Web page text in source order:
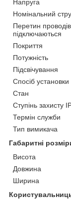
Напруга
Номінальний
Перетин
підключаються
Покриття
Потужність
Підсвічування
Спосіб установки
Стан
Ступінь захисту
Термін служби
Тип вимикача
Габаритні
Висота
Довжина
Ширина